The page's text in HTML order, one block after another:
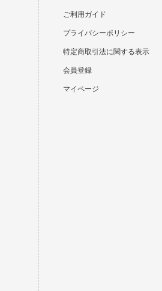
ご利用ガイド
プライバシーポリシー
特定商取引法に関する表示
会員登録
マイページ